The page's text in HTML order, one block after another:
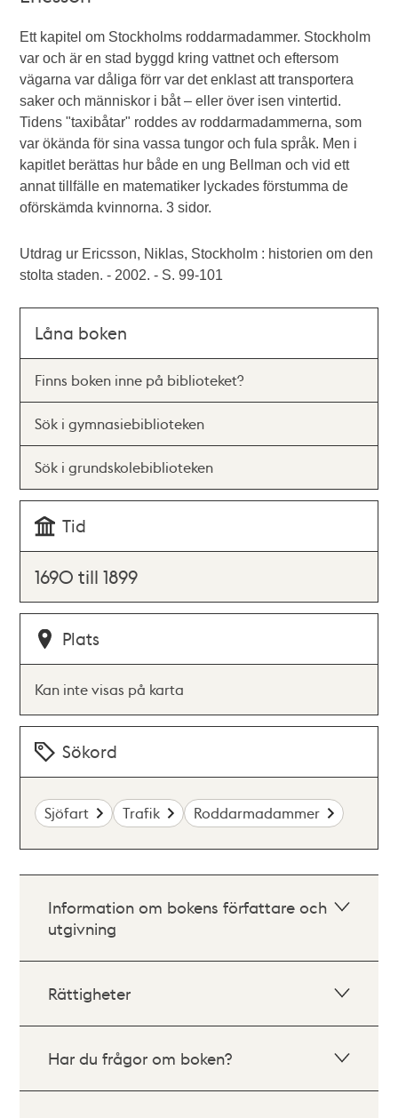
Ett kapitel om Stockholms roddarmadammer. Stockholm
var och är en stad byggd kring vattnet och eftersom
vägarna var dåliga förr var det enklast att transportera
saker och människor i båt – eller över isen vintertid.
Tidens "taxibåtar" roddes av roddarmadammerna, som
var ökända för sina vassa tungor och fula språk. Men i
kapitlet berättas hur både en ung Bellman och vid ett
annat tillfälle en matematiker lyckades förstumma de
oförskämda kvinnorna. 3 sidor.
Utdrag ur Ericsson, Niklas, Stockholm : historien om den
stolta staden. - 2002. - S. 99-101
Låna boken
Finns boken inne på biblioteket?
Sök i gymnasiebiblioteken
Sök i grundskolebiblioteken
Tid
1690 till 1899
Plats
Kan inte visas på karta
Sökord
Sjöfart Trafik Roddarmadammer
Information om bokens författare och
utgivning
Rättigheter
Har du frågor om boken?